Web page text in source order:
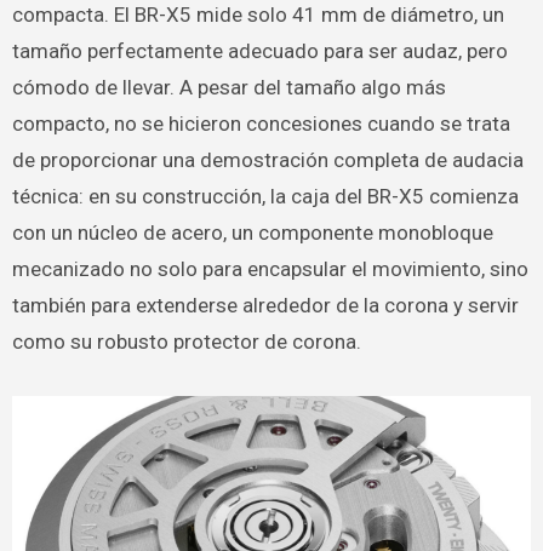
compacta. El BR-X5 mide solo 41 mm de diámetro, un
tamaño perfectamente adecuado para ser audaz, pero
cómodo de llevar. A pesar del tamaño algo más
compacto, no se hicieron concesiones cuando se trata
de proporcionar una demostración completa de audacia
técnica: en su construcción, la caja del BR-X5 comienza
con un núcleo de acero, un componente monobloque
mecanizado no solo para encapsular el movimiento, sino
también para extenderse alrededor de la corona y servir
como su robusto protector de corona.